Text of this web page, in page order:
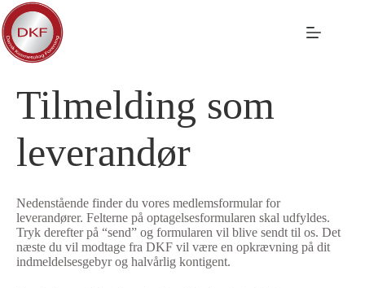
Fortsæt
til
indhold
Forside/
leverandører
Tilmelding som
leverandør
Nedenstående finder du vores medlemsformular for
leverandører. Felterne på optagelsesformularen skal udfyldes.
Tryk derefter på “send” og formularen vil blive sendt til os. Det
næste du vil modtage fra DKF vil være en opkrævning på dit
indmeldelsesgebyr og halvårlig kontigent.